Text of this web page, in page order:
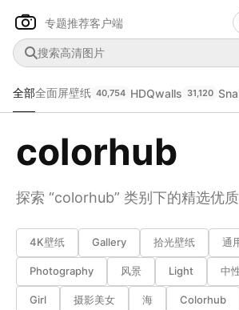
专题推荐客户端
全部全面屏壁纸 40,754 HDQwalls 31,120
colorhub
探索 “colorhub” 类别下的精选优质
4K壁纸 Gallery 拾光壁纸 通
Photography 风景 Light 中
Girl 摄影美女 海 Colorhub
查看
--
下载
-- --
主色调